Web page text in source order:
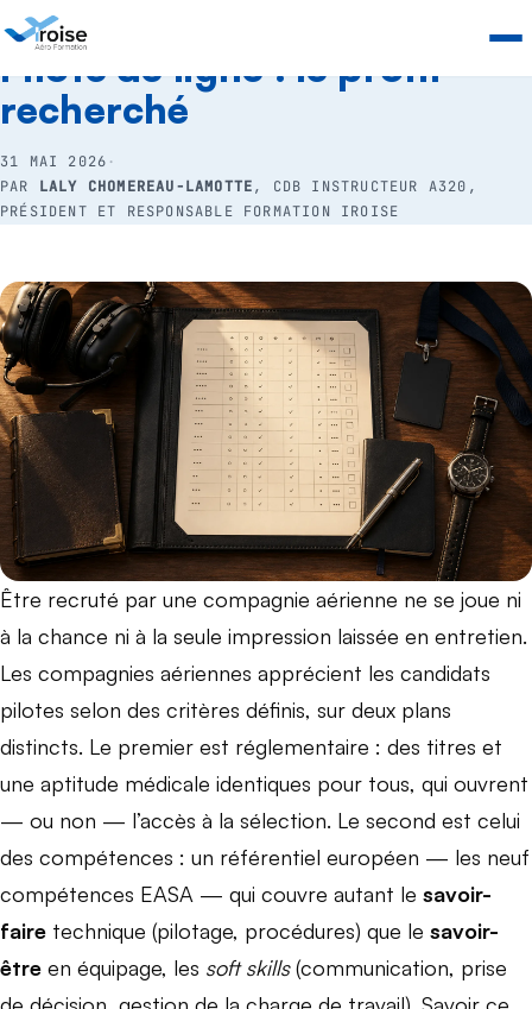
RESSOURCES
Pilote de ligne : le profil
recherché
31 MAI 2026 ·
PAR LALY CHOMEREAU-LAMOTTE, CDB INSTRUCTEUR A320,
PRÉSIDENT ET RESPONSABLE FORMATION IROISE
Être recruté par une compagnie aérienne ne se joue ni
à la chance ni à la seule impression laissée en entretien.
Les compagnies aériennes apprécient les candidats
pilotes selon des critères définis, sur deux plans
distincts. Le premier est réglementaire : des titres et
une aptitude médicale identiques pour tous, qui ouvrent
— ou non — l’accès à la sélection. Le second est celui
des compétences : un référentiel européen — les neuf
compétences EASA — qui couvre autant le savoir-
faire technique (pilotage, procédures) que le savoir-
être en équipage, les soft skills(communication, prise